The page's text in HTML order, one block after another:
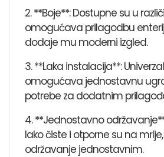
2. **Boje**: Dostupne su u
omogućava prilagodbu
dodaje mu moderni izgled.
3. **Laka instalacija**:
omogućava jednostavnu
potrebe za dodatnim
4. **Jednostavno
lako čiste i otporne su na
održavanje jednostavnim.